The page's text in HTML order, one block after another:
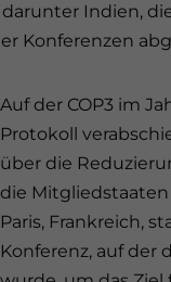
Indien,
Konferenzen
Auf der COP3 im
Protokoll
über die
die Mitgliedstaaten
Paris, Frankreich,
Konferenz, auf der